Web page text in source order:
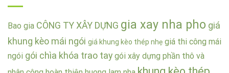
Bao gia CÔNG TY XÂY DỰNG gia xay nha pho giá
khung kèo mái ngói giá khung kèo thép nhẹ giá thi công mái
ngói gói chìa khóa trao tay gói xây dựng phần thô và